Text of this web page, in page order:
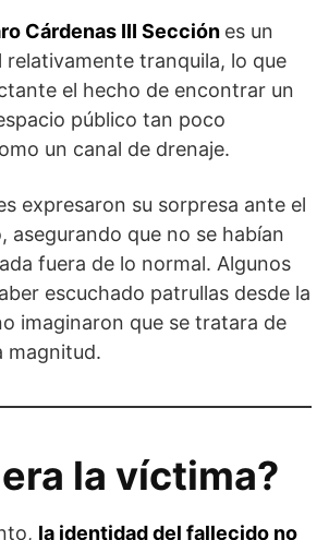
Cárdenas III Sección es un
relativamente tranquila, lo que
el hecho de encontrar un
público tan poco
un canal de drenaje.
expresaron su sorpresa ante el
asegurando que no se habían
fuera de lo normal. Algunos
escuchado patrullas desde la
imaginaron que se tratara de
magnitud.
la víctima?
la identidad del fallecido no